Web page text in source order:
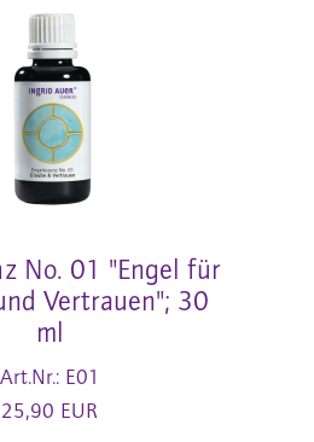
No. 01 "Engel für
Vertrauen"; 30
ml
Art.Nr.: E01
25,90 EUR